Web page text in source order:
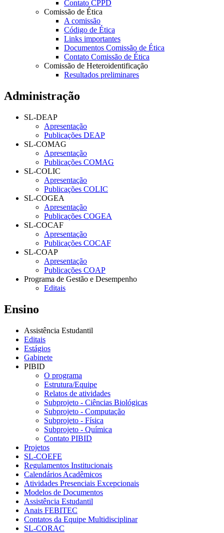
Contato CPPD
Comissão de Ética
A comissão
Código de Ética
Links importantes
Documentos Comissão de Ética
Contato Comissão de Ética
Comissão de Heteroidentificação
Resultados preliminares
Administração
SL-DEAP
Apresentação
Publicações DEAP
SL-COMAG
Apresentação
Publicações COMAG
SL-COLIC
Apresentação
Publicações COLIC
SL-COGEA
Apresentação
Publicações COGEA
SL-COCAF
Apresentação
Publicações COCAF
SL-COAP
Apresentação
Publicações COAP
Programa de Gestão e Desempenho
Editais
Ensino
Assistência Estudantil
Editais
Estágios
Gabinete
PIBID
O programa
Estrutura/Equipe
Relatos de atividades
Subprojeto - Ciências Biológicas
Subprojeto - Computação
Subprojeto - Física
Subprojeto - Química
Contato PIBID
Projetos
SL-COEFE
Regulamentos Institucionais
Calendários Acadêmicos
Atividades Presenciais Excepcionais
Modelos de Documentos
Assistência Estudantil
Anais FEBITEC
Contatos da Equipe Multidisciplinar
SL-CORAC